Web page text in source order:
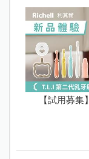
【試用募